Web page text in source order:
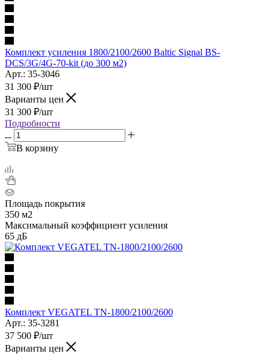
Комплект усиления 1800/2100/2600 Baltic Signal BS-
DCS/3G/4G-70-kit (до 300 м2)
Арт.: 35-3046
31 300 ₽/шт
Варианты цен
31 300 ₽/шт
Подробности
В корзину
Площадь покрытия
350 м2
Максимальный коэффициент усиления
65 дБ
Комплект VEGATEL TN-1800/2100/2600
Арт.: 35-3281
37 500 ₽/шт
Варианты цен